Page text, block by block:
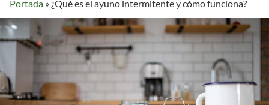
Portada » ¿Qué es el ayuno intermitente y cómo funciona?